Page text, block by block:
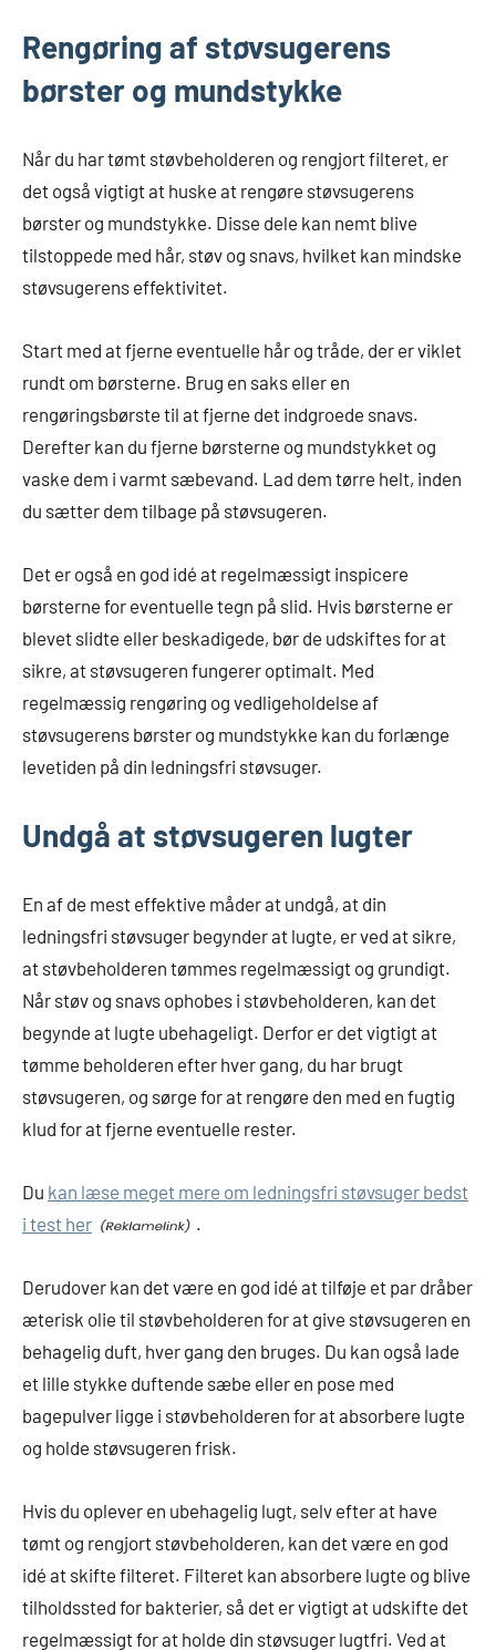
Rengøring af støvsugerens
børster og mundstykke
Når du har tømt støvbeholderen og rengjort filteret, er
det også vigtigt at huske at rengøre støvsugerens
børster og mundstykke. Disse dele kan nemt blive
tilstoppede med hår, støv og snavs, hvilket kan mindske
støvsugerens effektivitet.
Start med at fjerne eventuelle hår og tråde, der er viklet
rundt om børsterne. Brug en saks eller en
rengøringsbørste til at fjerne det indgroede snavs.
Derefter kan du fjerne børsterne og mundstykket og
vaske dem i varmt sæbevand. Lad dem tørre helt, inden
du sætter dem tilbage på støvsugeren.
Det er også en god idé at regelmæssigt inspicere
børsterne for eventuelle tegn på slid. Hvis børsterne er
blevet slidte eller beskadigede, bør de udskiftes for at
sikre, at støvsugeren fungerer optimalt. Med
regelmæssig rengøring og vedligeholdelse af
støvsugerens børster og mundstykke kan du forlænge
levetiden på din ledningsfri støvsuger.
Undgå at støvsugeren lugter
En af de mest effektive måder at undgå, at din
ledningsfri støvsuger begynder at lugte, er ved at sikre,
at støvbeholderen tømmes regelmæssigt og grundigt.
Når støv og snavs ophobes i støvbeholderen, kan det
begynde at lugte ubehageligt. Derfor er det vigtigt at
tømme beholderen efter hver gang, du har brugt
støvsugeren, og sørge for at rengøre den med en fugtig
klud for at fjerne eventuelle rester.
Du kan læse meget mere om ledningsfri støvsuger bedst
i test her
.
Derudover kan det være en god idé at tilføje et par dråber
æterisk olie til støvbeholderen for at give støvsugeren en
behagelig duft, hver gang den bruges. Du kan også lade
et lille stykke duftende sæbe eller en pose med
bagepulver ligge i støvbeholderen for at absorbere lugte
og holde støvsugeren frisk.
Hvis du oplever en ubehagelig lugt, selv efter at have
tømt og rengjort støvbeholderen, kan det være en god
idé at skifte filteret. Filteret kan absorbere lugte og blive
tilholdssted for bakterier, så det er vigtigt at udskifte det
regelmæssigt for at holde din støvsuger lugtfri. Ved at